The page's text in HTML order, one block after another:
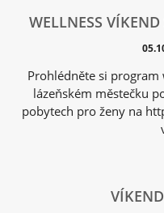
WELLNESS
Prohlédněte si program
lázeňském městečku
pobytech pro ženy na